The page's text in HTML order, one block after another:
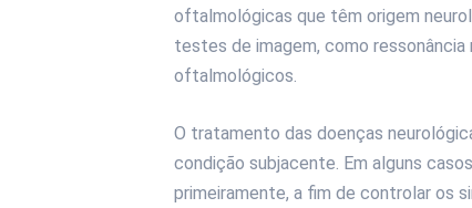
oftalmológicas que têm origem
testes de imagem, como
oftalmológicos.
O tratamento das doenças
condição subjacente. Em alguns
primeiramente, a fim de controlar os